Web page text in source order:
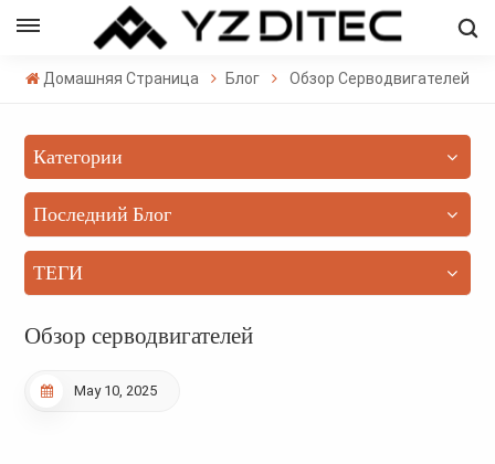
Домашняя Страница Блог Обзор Серводвигателей
Категории
Последний Блог
ТЕГИ
Обзор серводвигателей
May 10, 2025